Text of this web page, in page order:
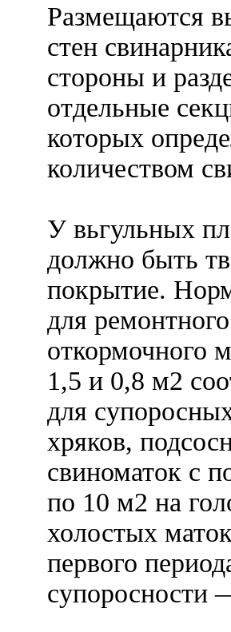
Размещаются
стен
стороны и
отдельные
которых
количеством
У вьгульных
должно быть
покрытие.
для
откормочного
1,5 и 0,8 м2
для
хряков,
свиноматок с
по 10 м2 на
холостых
первого
супоросности